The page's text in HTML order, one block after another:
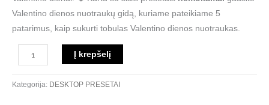
Valentino dienos nuotraukų gidą, kuriame pateikiame 5
patarimus, kaip sukurti tobulas Valentino dienos nuotraukas.
Į krepšelį
Kategorija: DESKTOP PRESETAI